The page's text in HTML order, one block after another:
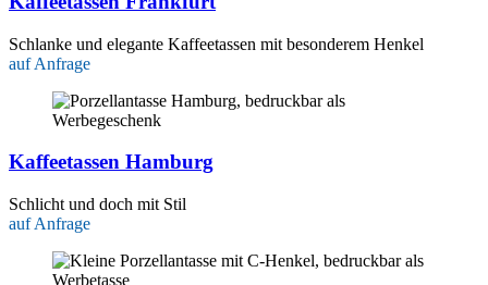
Schlanke und elegante Kaffeetassen mit besonderem Henkel
auf Anfrage
Kaffeetassen Hamburg
Schlicht und doch mit Stil
auf Anfrage